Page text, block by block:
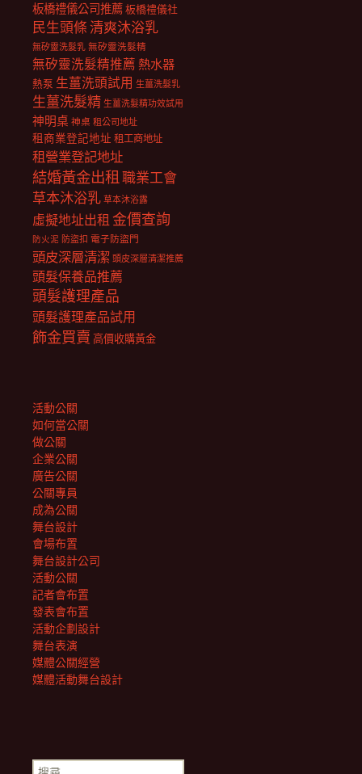
板橋禮儀公司推薦板橋禮儀社
民生頭條清爽沐浴乳
無矽靈洗髮乳 無矽靈洗髮精
無矽靈洗髮精推薦 熱水器
熱泵 生薑洗頭試用 生薑洗髮乳
生薑洗髮精 生薑洗髮精功效試用
神明桌 神桌 租公司地址
租商業登記地址 租工商地址
租營業登記地址
結婚黃金出租職業工會
草本沐浴乳 草本沐浴露
虛擬地址出租 金價查詢
防火泥 防盜扣 電子防盜門
頭皮深層清潔 頭皮深層清潔推薦
頭髮保養品推薦
頭髮護理產品
頭髮護理產品試用
飾金買賣 高價收購黃金
活動公關
如何當公關
做公關
企業公關
廣告公關
公關專員
成為公關
舞台設計
會場布置
舞台設計公司
活動公關
記者會布置
發表會布置
活動企劃設計
舞台表演
媒體公關經營
媒體活動舞台設計
搜